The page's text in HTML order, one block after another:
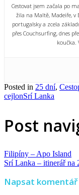
Cestovat jsem začala po
žila na Maltě, Madeiře,
portugalsky a zcela
přes Couchsurfing, dnes
koučka.
Posted in 25 dní,
cejlonSrí Lanka
Post
Filipíny – Apo Island
Srí Lanka – itinerář na
Napsat komentář